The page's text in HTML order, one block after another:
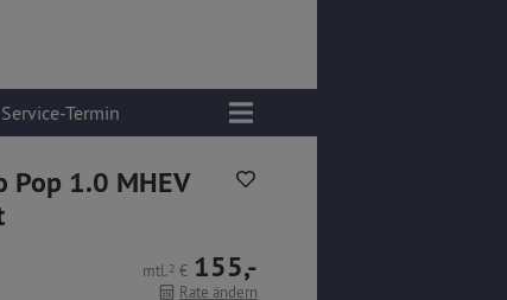
Service-Termin
Pop 1.0 MHEV
mtl.2 € 155,-
Rate ändern